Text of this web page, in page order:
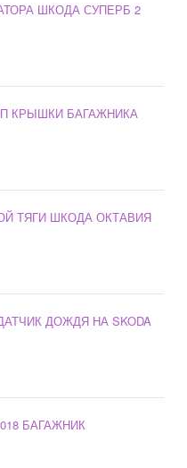
ШКОДА СУПЕРБ 2
КРЫШКИ БАГАЖНИКА
ТЯГИ ШКОДА ОКТАВИЯ
ДОЖДЯ НА SKODA
БАГАЖНИК